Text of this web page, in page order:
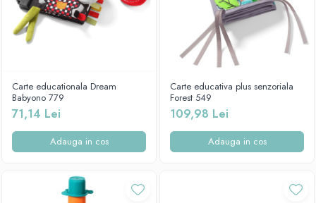
Carte educationala Dream
Babyono 779
71,14 Lei
Adauga in cos
Carte educativa plus senzoriala
Forest 549
109,98 Lei
Adauga in cos